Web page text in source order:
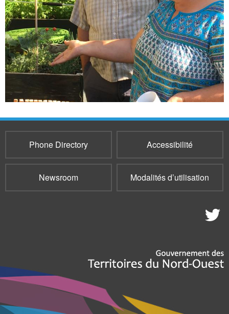
Phone Directory Accessibilité
Newsroom Modalités d’utilisation